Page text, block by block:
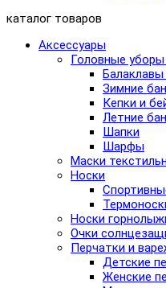
каталог товаров
Аксессуары
Головные
Зимние
Кепки и
Летние
Шапки
Шарфы
Маски
Носки
Носки
Очки
Перчатки и
Детские
Женские